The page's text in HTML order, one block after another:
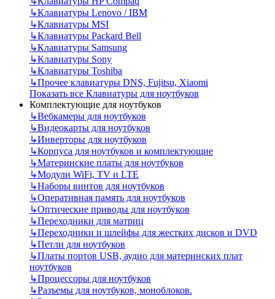
↳Клавиатуры Lenovo / IBM
↳Клавиатуры MSI
↳Клавиатуры Packard Bell
↳Клавиатуры Samsung
↳Клавиатуры Sony
↳Клавиатуры Toshiba
↳Прочее клавиатуры DNS, Fujitsu, Xiaomi
Показать все Клавиатуры для ноутбуков
Комплектующие для ноутбуков
↳Вебкамеры для ноутбуков
↳Видеокарты для ноутбуков
↳Инверторы для ноутбуков
↳Корпуса для ноутбуков и комплектующие
↳Материнские платы для ноутбуков
↳Модули WiFi, TV и LTE
↳Наборы винтов для ноутбуков
↳Оперативная память для ноутбуков
↳Оптические приводы для ноутбуков
↳Переходники для матриц
↳Переходники и шлейфы для жестких дисков и DVD
↳Петли для ноутбуков
↳Платы портов USB, аудио для материнских плат
ноутбуков
↳Процессоры для ноутбуков
↳Разъемы для ноутбуков, моноблоков.